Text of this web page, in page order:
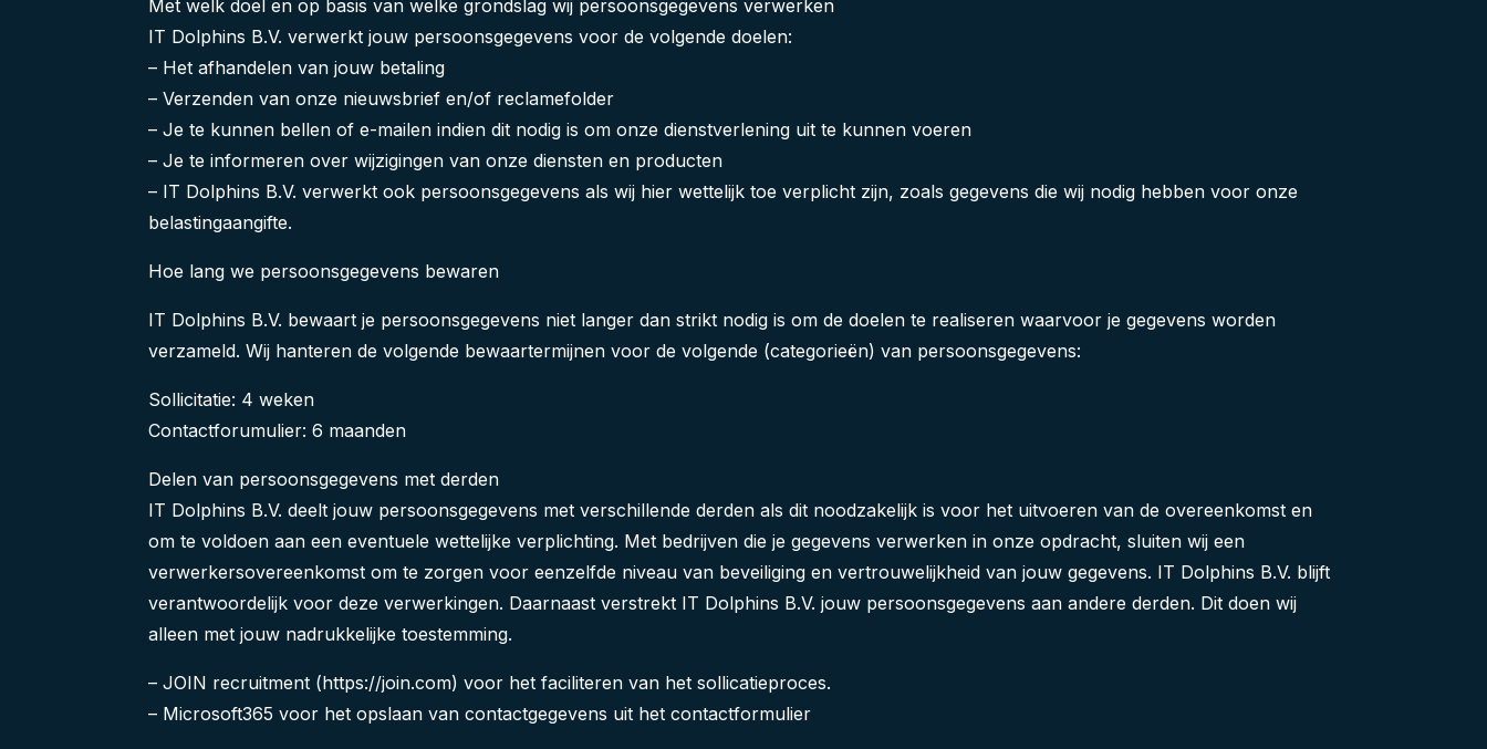
Met welk doel en op basis van welke grondslag wij persoonsgegevens verwerken
IT Dolphins B.V. verwerkt jouw persoonsgegevens voor de volgende doelen:
– Het afhandelen van jouw betaling
– Verzenden van onze nieuwsbrief en/of reclamefolder
– Je te kunnen bellen of e-mailen indien dit nodig is om onze dienstverlening uit te kunnen voeren
– Je te informeren over wijzigingen van onze diensten en producten
– IT Dolphins B.V. verwerkt ook persoonsgegevens als wij hier wettelijk toe verplicht zijn, zoals gegevens die wij nodig hebben voor onze
belastingaangifte.
Hoe lang we persoonsgegevens bewaren
IT Dolphins B.V. bewaart je persoonsgegevens niet langer dan strikt nodig is om de doelen te realiseren waarvoor je gegevens worden
verzameld. Wij hanteren de volgende bewaartermijnen voor de volgende (categorieën) van persoonsgegevens:
Sollicitatie: 4 weken
Contactforumulier: 6 maanden
Delen van persoonsgegevens met derden
IT Dolphins B.V. deelt jouw persoonsgegevens met verschillende derden als dit noodzakelijk is voor het uitvoeren van de overeenkomst en
om te voldoen aan een eventuele wettelijke verplichting. Met bedrijven die je gegevens verwerken in onze opdracht, sluiten wij een
verwerkersovereenkomst om te zorgen voor eenzelfde niveau van beveiliging en vertrouwelijkheid van jouw gegevens. IT Dolphins B.V. blijft
verantwoordelijk voor deze verwerkingen. Daarnaast verstrekt IT Dolphins B.V. jouw persoonsgegevens aan andere derden. Dit doen wij
alleen met jouw nadrukkelijke toestemming.
– JOIN recruitment (https://join.com) voor het faciliteren van het sollicatieproces.
– Microsoft365 voor het opslaan van contactgegevens uit het contactformulier